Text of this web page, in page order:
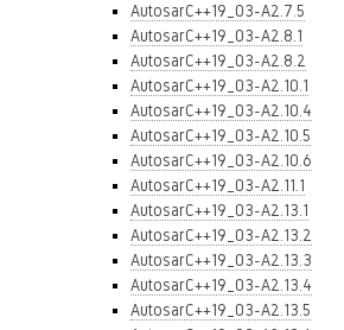
AutosarC++19_03-A2.7.5
AutosarC++19_03-A2.8.1
AutosarC++19_03-A2.8.2
AutosarC++19_03-A2.10.1
AutosarC++19_03-A2.10.4
AutosarC++19_03-A2.10.5
AutosarC++19_03-A2.10.6
AutosarC++19_03-A2.11.1
AutosarC++19_03-A2.13.1
AutosarC++19_03-A2.13.2
AutosarC++19_03-A2.13.3
AutosarC++19_03-A2.13.4
AutosarC++19_03-A2.13.5